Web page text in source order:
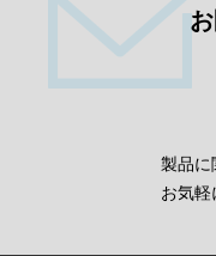
製品に
お気軽